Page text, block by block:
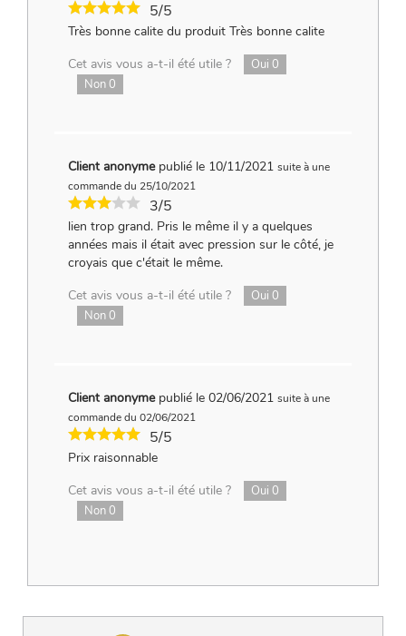
5/5
Très bonne calite du produit Très bonne calite
Cet avis vous a-t-il été utile ?
Oui 0
Non0
Client anonyme publié le 10/11/2021 suite à une
commande du 25/10/2021
3/5
lien trop grand. Pris le même il y a quelques
années mais il était avec pression sur le côté, je
croyais que c'était le même.
Cet avis vous a-t-il été utile ?
Oui 0
Non0
Client anonyme publié le 02/06/2021 suite à une
commande du 02/06/2021
5/5
Prix raisonnable
Cet avis vous a-t-il été utile ?
Oui 0
Non0